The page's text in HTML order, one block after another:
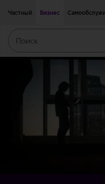
Частный
Бизнес